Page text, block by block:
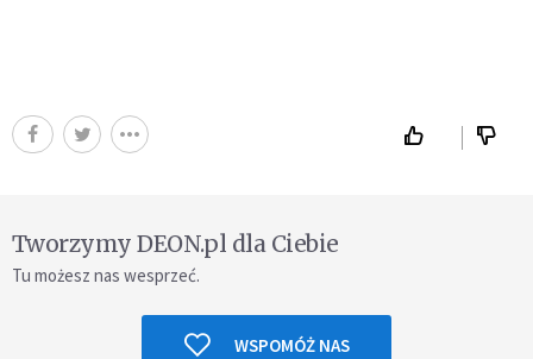
Tworzymy DEON.pl dla Ciebie
Tu możesz nas wesprzeć.
WSPOMÓŻ NAS